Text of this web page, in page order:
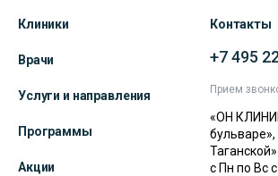
Клиники
Врачи
Услуги и направления
Программы
Акции
Контакты
+7 495
Прием
«ОН
Таганской»
с Пн по Вс